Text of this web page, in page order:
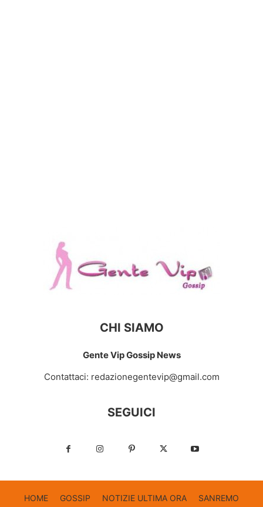
CHI SIAMO
Gente Vip Gossip News
Contattaci: redazionegentevip@gmail.com
SEGUICI
HOME GOSSIP NOTIZIE ULTIMA ORA SANREMO